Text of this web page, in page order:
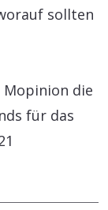
sollten
die
für das